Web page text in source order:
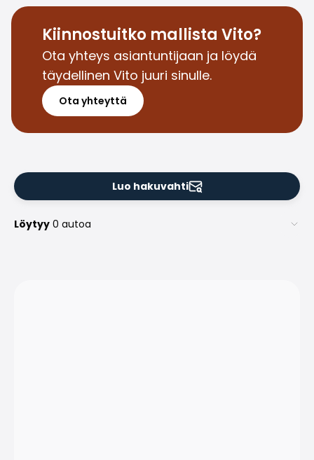
Kiinnostuitko mallista Vito?
Ota yhteys asiantuntijaan ja löydä
täydellinen Vito juuri sinulle.
Ota yhteyttä
Luo hakuvahti
Löytyy 0 autoa